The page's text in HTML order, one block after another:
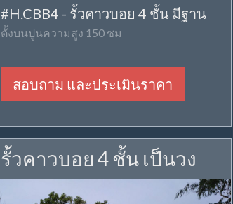
#H.CBB4 - รั้วคาวบอย 4 ชั้น มีฐาน
ตั้งบนปูนความสูง 150 ซม
สอบถาม และประเมินราคา
รั้วคาวบอย 4 ชั้น เป็นวง